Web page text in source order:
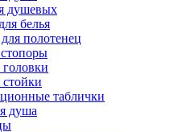
душевых
белья
полотенец
таблички
душа